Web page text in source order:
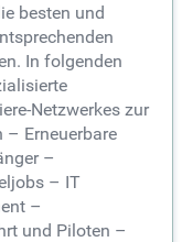
besten und
In folgenden
Netzwerkes zur
– Erneuerbare
–
– IT
–
und Piloten –